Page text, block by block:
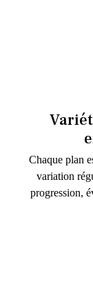
Chaque plan
variation
progression,